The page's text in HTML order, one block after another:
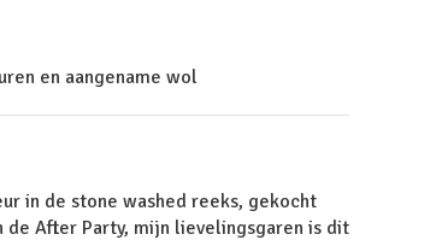
en aangename wol
in de stone washed reeks, gekocht
de After Party, mijn lievelingsgaren is dit